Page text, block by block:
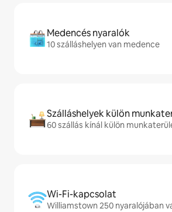
Medencés nyaralók
10 szálláshelyen van medence
Szálláshelyek külön
60 szállás kínál külön
Wi-Fi-kapcsolat
Williamstown 250 nyaralójában